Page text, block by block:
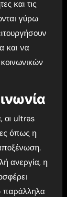
και τις
γύρω
και να
οι ultras
όπως η
ανεργία, η
παράλληλα